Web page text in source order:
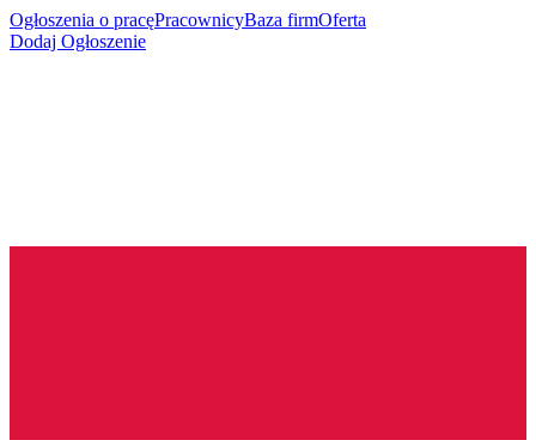
Ogłoszenia o pracęPracownicyBaza firmOferta
Dodaj Ogłoszenie